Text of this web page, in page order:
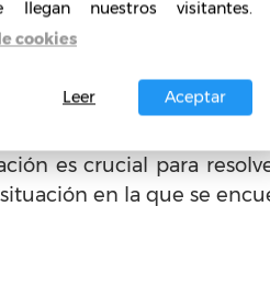
que no está exento
resolución depende
es crucial para
en la que se
llegan nuestros visitantes.
cookies
Aceptar
Leer